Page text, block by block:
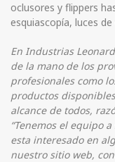
oclusores y flippers
esquiascopía, luces
En Industrias
de la mano de los
profesionales como
productos
alcance de todos,
“Tenemos el equipo
esta interesado en
nuestro sitio web,